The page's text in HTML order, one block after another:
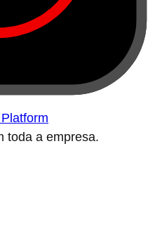
toda a empresa.